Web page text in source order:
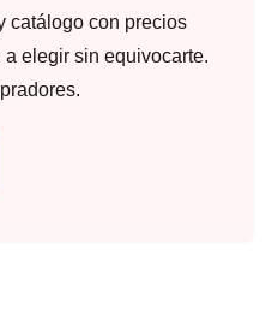
catálogo con precios
elegir sin equivocarte.